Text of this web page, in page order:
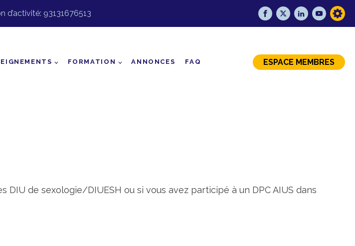
d’activité: 93131676513
FORMATION ANNONCES FAQ ESPACE MEMBRES
de sexologie/DIUESH ou si vous avez participé à un DPC AIUS dans